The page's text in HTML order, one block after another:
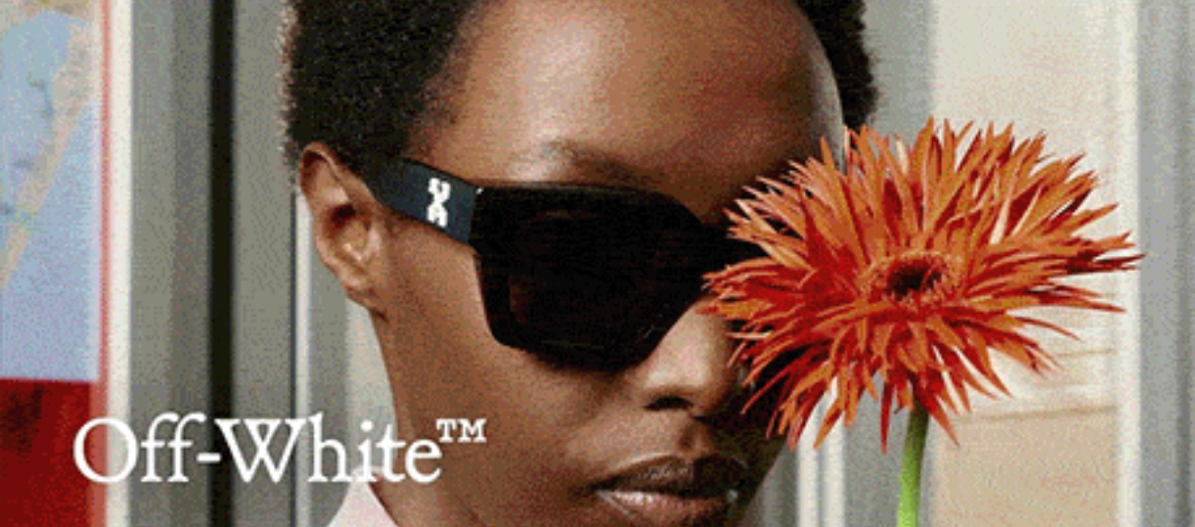
OZIERI | 25 marzo 2025.Una serata per ricordare la figura diTonino Ledda: maestro, poeta e ideatore
del “Premio Ozieri”, il più importante concorso letterario in lingua sarda dell’isola. L’Incontro, organizzato
dall’Università delle Tre Età “Francesco Ignazio Mannu”, è in programma domani,mercoledì 26 marzo
alle ore 16 nell’auditorium del Centro culturale San Francesco.
Facebook
ThreadsInstagram
X YouTube